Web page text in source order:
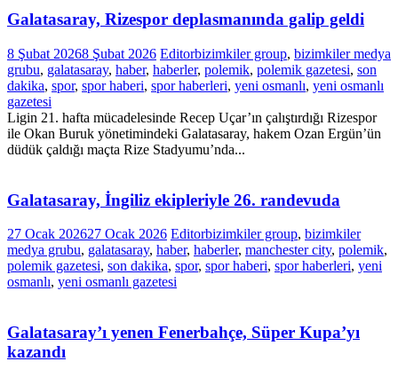
Galatasaray, Rizespor deplasmanında galip geldi
8 Şubat 20268 Şubat 2026 Editorbizimkiler group, bizimkiler medya
grubu, galatasaray, haber, haberler, polemik, polemik gazetesi, son
dakika, spor, spor haberi, spor haberleri, yeni osmanlı, yeni osmanlı
gazetesi
Ligin 21. hafta mücadelesinde Recep Uçar’ın çalıştırdığı Rizespor
ile Okan Buruk yönetimindeki Galatasaray, hakem Ozan Ergün’ün
düdük çaldığı maçta Rize Stadyumu’nda...
Galatasaray, İngiliz ekipleriyle 26. randevuda
27 Ocak 202627 Ocak 2026 Editorbizimkiler group, bizimkiler
medya grubu, galatasaray, haber, haberler, manchester city, polemik,
polemik gazetesi, son dakika, spor, spor haberi, spor haberleri, yeni
osmanlı, yeni osmanlı gazetesi
Galatasaray’ı yenen Fenerbahçe, Süper Kupa’yı
kazandı